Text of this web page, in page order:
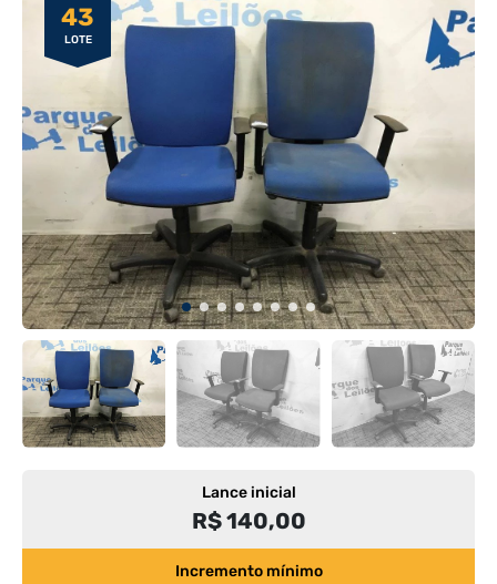
43
LOTE
Lance inicial
R$ 140,00
Incremento mínimo